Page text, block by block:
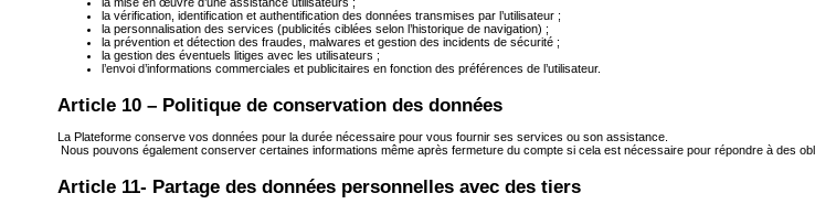
la vérification, identification et authentification des données transmises par l’utilisateur ;
la personnalisation des services (publicités ciblées selon l’historique de navigation) ;
la prévention et détection des fraudes, malwares et gestion des incidents de sécurité ;
la gestion des éventuels litiges avec les utilisateurs ;
l’envoi d’informations commerciales et publicitaires en fonction des préférences de l’utilisateur.
Article 10 – Politique de conservation des données
La Plateforme conserve vos données pour la durée nécessaire pour vous fournir ses services ou son assistance.
Nous pouvons également conserver certaines informations même après fermeture du compte si cela est nécessaire pour répondre à des
Article 11- Partage des données personnelles avec des tiers